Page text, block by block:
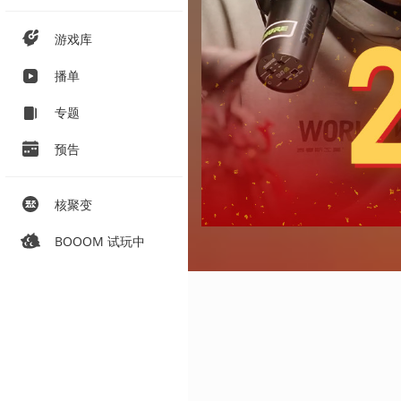
游戏库
播单
专题
预告
核聚变
BOOOM 试玩中